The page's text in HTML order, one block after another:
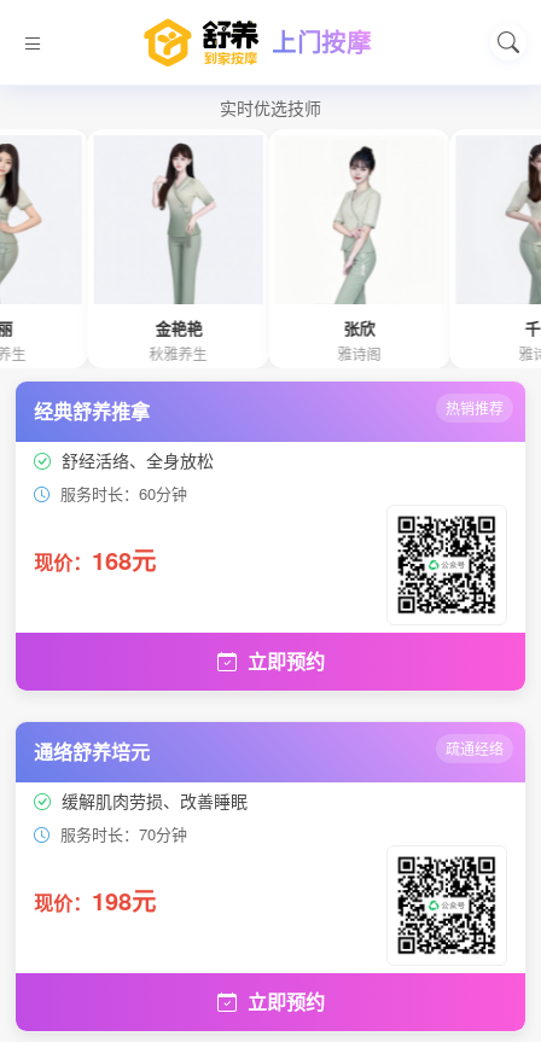
上门按摩
实时优选技师
经典舒养推拿 热销推荐
舒经活络、全身放松
服务时长：60分钟
现价： 168元
立即预约
通络舒养培元 疏通经络
缓解肌肉劳损、改善睡眠
服务时长：70分钟
现价： 198元
立即预约